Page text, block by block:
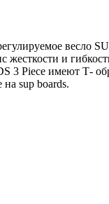
весло
жесткости и
3 Piece имеют Т-
на sup boards.